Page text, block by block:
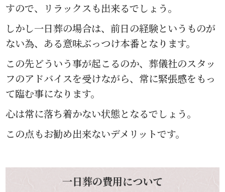
すので、リラックスも出来るでしょう。
しかし一日葬の場合は、前日の経験というものが
ない為、ある意味ぶっつけ本番となります。
この先どういう事が起こるのか、葬儀社のスタッ
フのアドバイスを受けながら、常に緊張感をもっ
て臨む事になります。
心は常に落ち着かない状態となるでしょう。
この点もお勧め出来ないデメリットです。
一日葬の費用について